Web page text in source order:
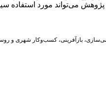
پژوهش می‌تواند مورد استفاده
بازآفرینی، کسب‌وکار شهری و